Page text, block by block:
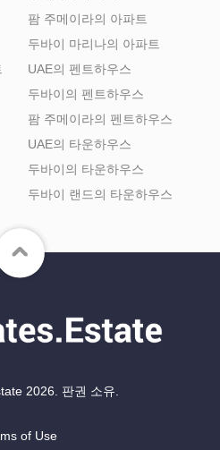
팜 주메이라의 아파트
두바이 마리나의 아파트
UAE의 펜트하우스
두바이의 펜트하우스
팜 주메이라의 펜트하우스
UAE의 타운하우스
두바이의 타운하우스
두바이 랜드의 타운하우스
2026. 판권 소유.
of Use